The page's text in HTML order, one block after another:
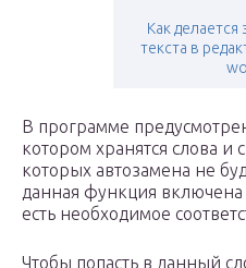
Как делается
текста в
В программе
котором хранятся слова
которых автозамена не
данная функция
есть необходимое
Чтобы попасть в данный